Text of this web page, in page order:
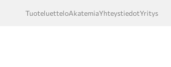
TuoteluetteloAkatemiaYhteystiedotYritys